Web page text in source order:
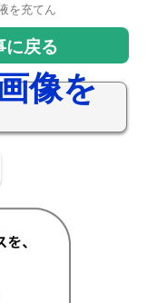
を充てん
に戻る
像を